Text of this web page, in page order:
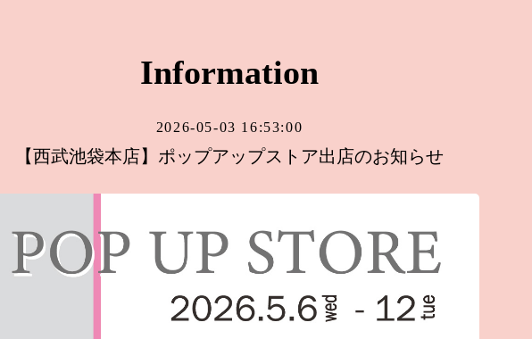
Information
2026-05-03 16:53:00
【西武池袋本店】ポップアップストア出店のお知らせ